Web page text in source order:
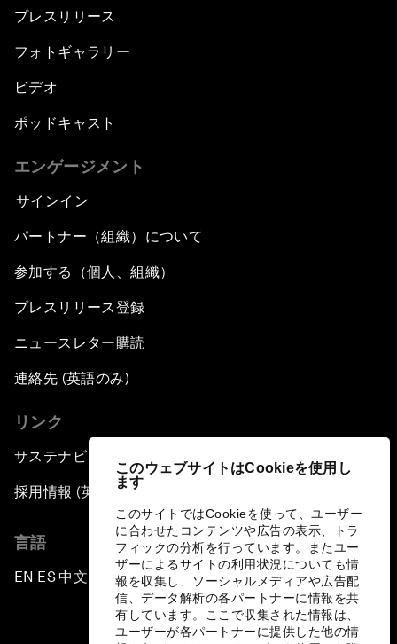
このウェブサイトはCookieを使用し
ます
このサイトではCookieを使って、ユーザー
に合わせたコンテンツや広告の表示、トラ
フィックの分析を行っています。またユー
ザーによるサイトの利用状況についても情
報を収集し、ソーシャルメディアや広告配
信、データ解析の各パートナーに情報を共
有しています。ここで収集された情報は、
ユーザーが各パートナーに提供した他の情
プレスリリース
フォトギャラリー
ビデオ
ポッドキャスト
エンゲージメント
サインイン
パートナー（組織）について
参加する（個人、組織）
プレスリリース登録
ニュースレター購読
連絡先 (英語のみ)
リンク
サステナビリティへの取り組み
採用情報 (英語のみ)
言語
EN ▪ES▪中文▪ 日本語